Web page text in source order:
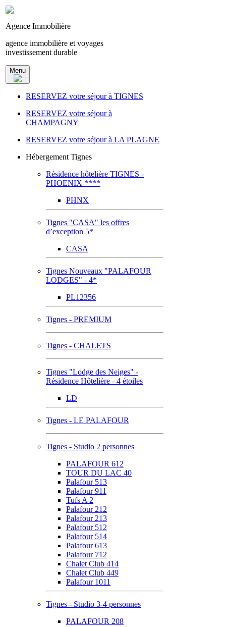
Agence Immobilière
agence immobilière et voyages
investissement durable
Menu
RESERVEZ votre séjour à TIGNES
RESERVEZ votre séjour à
CHAMPAGNY
RESERVEZ votre séjour à LA PLAGNE
Hébergement Tignes
Résidence hôtelière TIGNES -
PHOENIX ****
PHNX
Tignes "CASA" les offres
d’exception 5*
CASA
Tignes Nouveaux "PALAFOUR
LODGES" - 4*
PL12356
Tignes - PREMIUM
Tignes - CHALETS
Tignes "Lodge des Neiges" -
Résidence Hôtelière - 4 étoiles
LD
Tignes - LE PALAFOUR
Tignes - Studio 2 personnes
PALAFOUR 612
TOUR DU LAC 40
Palafour 513
Palafour 911
Tufs A 2
Palafour 212
Palafour 213
Palafour 512
Palafour 514
Palafour 613
Palafour 712
Chalet Club 414
Chalet Club 449
Palafour 1011
Tignes - Studio 3-4 personnes
PALAFOUR 208